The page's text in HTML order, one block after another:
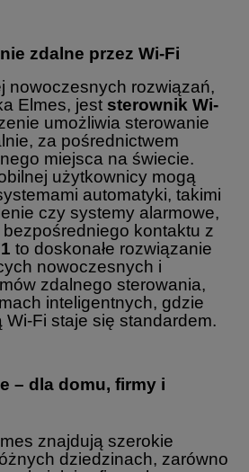
zdalne przez Wi-Fi
nowoczesnych rozwiązań,
Elmes, jest sterownik Wi-
umożliwia sterowanie
za pośrednictwem
miejsca na świecie.
użytkownicy mogą
automatyki, takimi
czy systemy alarmowe,
kontaktu z
to doskonałe rozwiązanie
nowoczesnych i
zdalnego sterowania,
inteligentnych, gdzie
Wi-Fi staje się standardem.
– dla domu, firmy i
znajdują szerokie
dziedzinach, zarówno